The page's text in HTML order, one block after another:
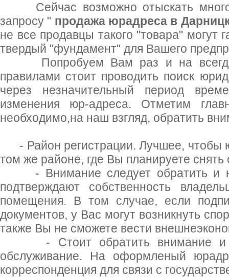
Сейчас возможно отыскать много
запросу " продажа юрадреса в
не все продавцы такого "товара" могут
твердый "фундамент" для Вашего
Попробуем Вам раз и на всегда
правилами стоит проводить поиск
через незначительный период
изменения юр-адреса. Отметим
необходимо,на наш взгляд, обратить
- Район регистрации. Лучшее, чтобы
том же районе, где Вы планируете
- Внимание следует обратить и
подтверждают собственность
помещения. В том случае, если
документов, у Вас могут возникнуть
также Вы не сможете вести
- Стоит обратить внимание и на
обслуживание. На оформленый
корреспонденция для связи с